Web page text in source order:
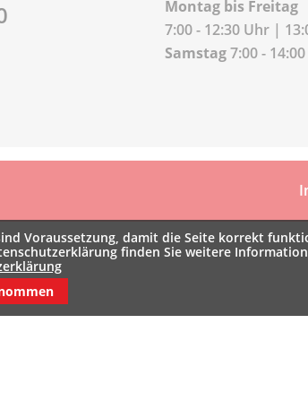
Montag bis Freitag
7:00 - 12:30 Uhr |
Samstag7:00 -
Voraussetzung, damit die Seite korrekt
finden Sie weitere